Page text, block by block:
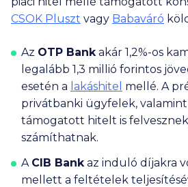
CSOK Pluszt vagy Babaváró
Az OTP Bankakár 1,2%-os
legalább 1,3 millió forintos
esetén a lakáshitel mellé. A
privátbanki ügyfelek, valamint
támogatott hitelt is
számíthatnak.
A CIB Bankaz induló díjakra
mellett a feltételek